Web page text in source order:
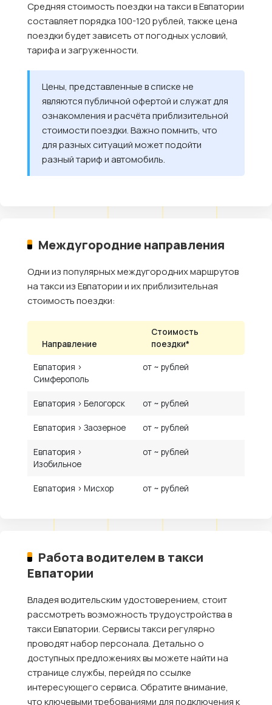
Средняя стоимость поездки на такси в Евпатории
составляет порядка 100-120 рублей, также цена
поездки будет зависеть от погодных условий,
тарифа и загруженности.
Цены, представленные в списке не
являются публичной офертой и служат для
ознакомления и расчёта приблизительной
стоимости поездки. Важно помнить, что
для разных ситуаций может подойти
разный тариф и автомобиль.
Междугородние направления
Одни из популярных междугородних маршрутов
на такси из Евпатории и их приблизительная
стоимость поездки:
Направление
Стоимость
поездки*
Евпатория ›
Симферополь
от ~ рублей
Евпатория › Белогорск от ~ рублей
Евпатория › Заозерное от ~ рублей
Евпатория ›
Изобильное
от ~ рублей
Евпатория › Мисхор от ~ рублей
Работа водителем в такси
Евпатории
Владея водительским удостоверением, стоит
рассмотреть возможность трудоустройства в
такси Евпатории. Сервисы такси регулярно
проводят набор персонала. Детально о
доступных предложениях вы можете найти на
странице службы, перейдя по ссылке
интересующего сервиса. Обратите внимание,
что ключевыми требованиями для подключения к